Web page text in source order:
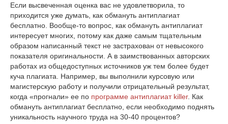
Если высвеченная оценка вас не удовлетворила, то
приходится уже думать, как обмануть антиплагиат
бесплатно. Вообще-то вопрос, как обмануть антиплагиат
интересует многих, потому как даже самым тщательным
образом написанный текст не застрахован от невысокого
показателя оригинальности. А в заимствованных авторских
работах из общедоступных источников уж тем более будет
куча плагиата. Например, вы выполнили курсовую или
магистерскую работу и получили отрицательный результат,
когда «прогнали» ее по программе антиплагиат killer. Как
обмануть антиплагиат бесплатно, если необходимо поднять
уникальность научного труда на 30-40 процентов?